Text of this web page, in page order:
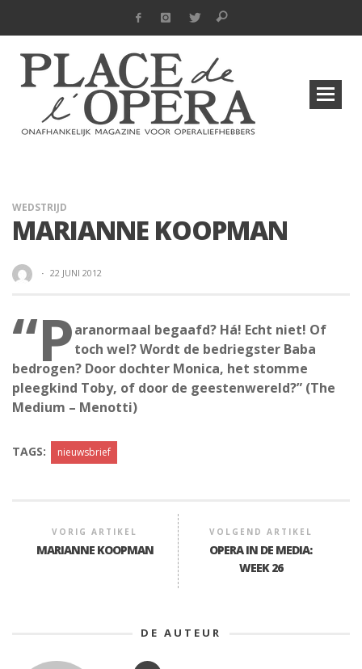
WEDSTRIJD
MARIANNE KOOPMAN
· 22 JUNI 2012
“Paranormaal begaafd? Há! Echt niet! Of
toch wel? Wordt de bedriegster Baba
bedrogen? Door dochter Monica, het stomme
pleegkind Toby, of door de geestenwereld?” (The
Medium – Menotti)
TAGS: nieuwsbrief
VORIG ARTIKEL
MARIANNE KOOPMAN
VOLGEND ARTIKEL
OPERA IN DE MEDIA:
WEEK 26
DE AUTEUR